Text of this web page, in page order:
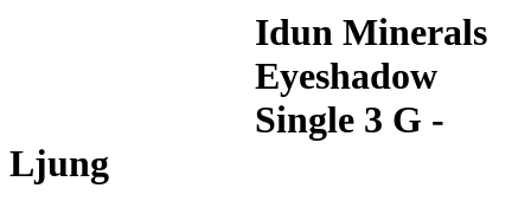
Idun Minerals
Eyeshadow
Single 3 G -
Ljung